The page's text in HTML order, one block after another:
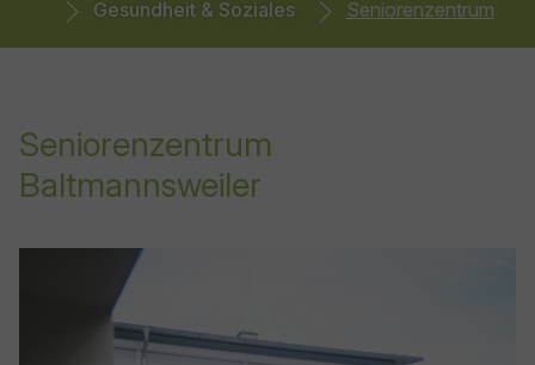
Gesundheit & Soziales
Seniorenzentrum
Seniorenzentrum
Baltmannsweiler
Show larger version for: